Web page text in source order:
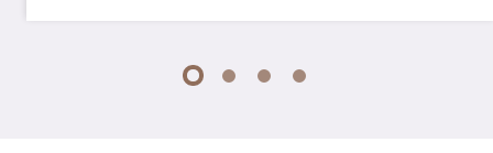
1 2 3 4